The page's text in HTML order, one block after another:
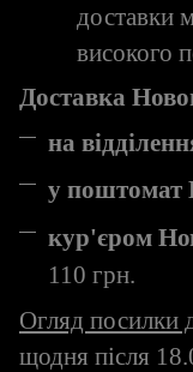
доставки
високого
Доставка
на
у поштомат
кур'єром
110 грн.
Огляд посилки
щодня після